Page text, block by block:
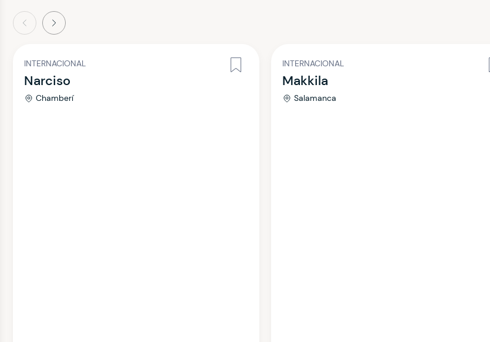
Siguiente
INTERNACIONAL
Narciso
Chamberí
INTERNACIONAL
Makkila
Salamanca